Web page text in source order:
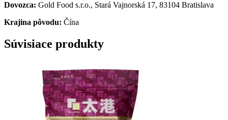
Dovozca: Gold Food s.r.o., Stará Vajnorská 17, 83104 Bratislava
Krajina pôvodu: Čína
Súvisiace produkty